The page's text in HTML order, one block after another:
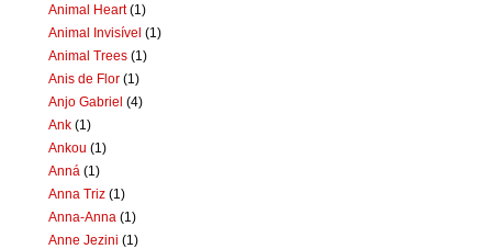
Animal Heart (1)
Animal Invisível (1)
Animal Trees (1)
Anis de Flor (1)
Anjo Gabriel (4)
Ank (1)
Ankou (1)
Anná (1)
Anna Triz (1)
Anna-Anna (1)
Anne Jezini (1)